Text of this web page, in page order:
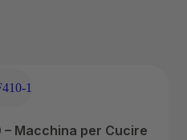
– Macchina per Cucire